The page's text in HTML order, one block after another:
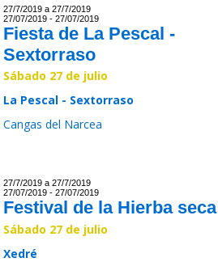
27/7/2019 a 27/7/2019
27/07/2019 - 27/07/2019
Fiesta de La Pescal -
Sextorraso
Sábado 27 de julio
La Pescal - Sextorraso
Cangas del Narcea
27/7/2019 a 27/7/2019
27/07/2019 - 27/07/2019
Festival de la Hierba seca
Sábado 27 de julio
Xedré